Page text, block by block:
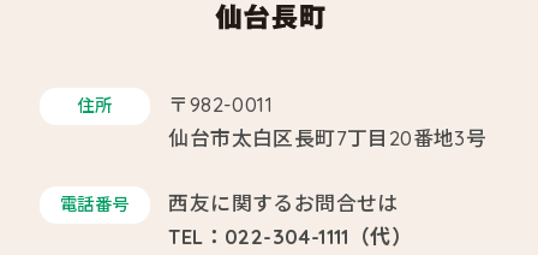
住所
〒982-0011
仙台市太白区長町7丁目20番地3号
電話番号
西友に関するお問合せは
TEL：022-304-1111（代）